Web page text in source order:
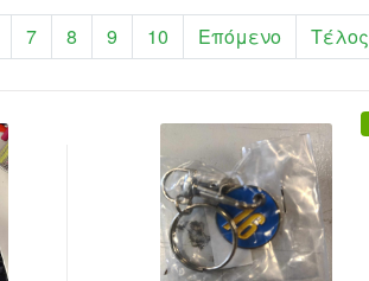
7 8 9 10 Επόμενο Τέλος